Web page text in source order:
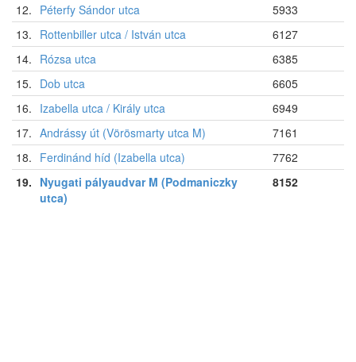
12. Péterfy Sándor utca
5933
13. Rottenbiller utca / István utca
6127
14. Rózsa utca
6385
15. Dob utca
6605
16. Izabella utca / Király utca
6949
17. Andrássy út (Vörösmarty utca M)
7161
18. Ferdinánd híd (Izabella utca)
7762
19. Nyugati pályaudvar M (Podmaniczky
utca)
8152